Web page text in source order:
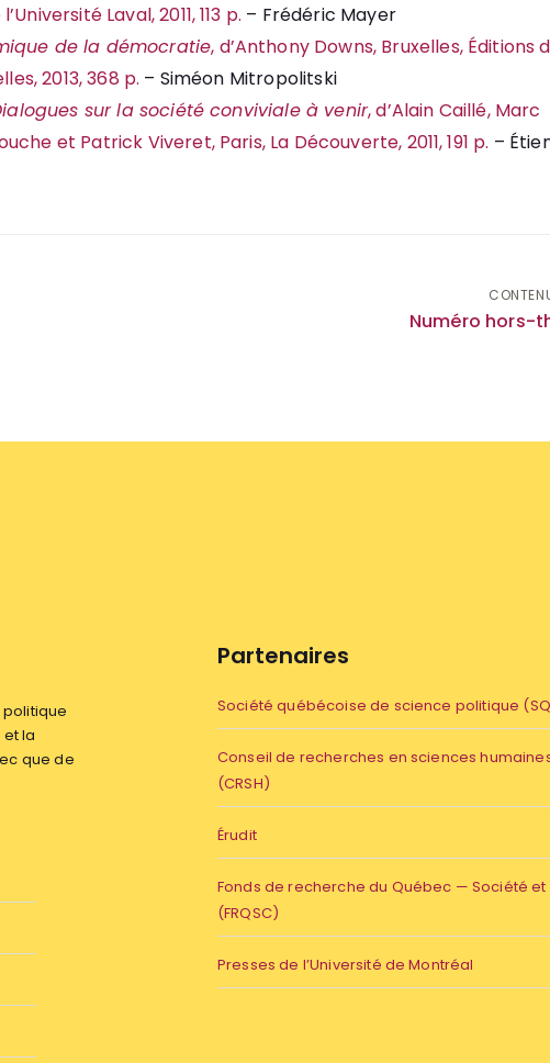
Laval, 2011, 113 p. – Frédéric Mayer
de la démocratie, d’Anthony Downs, Bruxelles, Éditions
2013, 368 p. – Siméon Mitropolitski
sur la société conviviale à venir, d’Alain Caillé, Marc
et Patrick Viveret, Paris, La Découverte, 2011, 191 p. –
Numéro hors-
la
que de
Partenaires
Société québécoise de science politique
Conseil de recherches en sciences
(CRSH)
Érudit
Fonds de recherche du Québec — Société et
(FRQSC)
Presses de l’Université de Montréal